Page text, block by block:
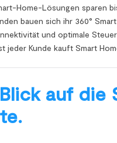
Home-Lösungen sparen
bauen sich ihr 360°
und optimale
jeder Kunde kauft Smart
auf die